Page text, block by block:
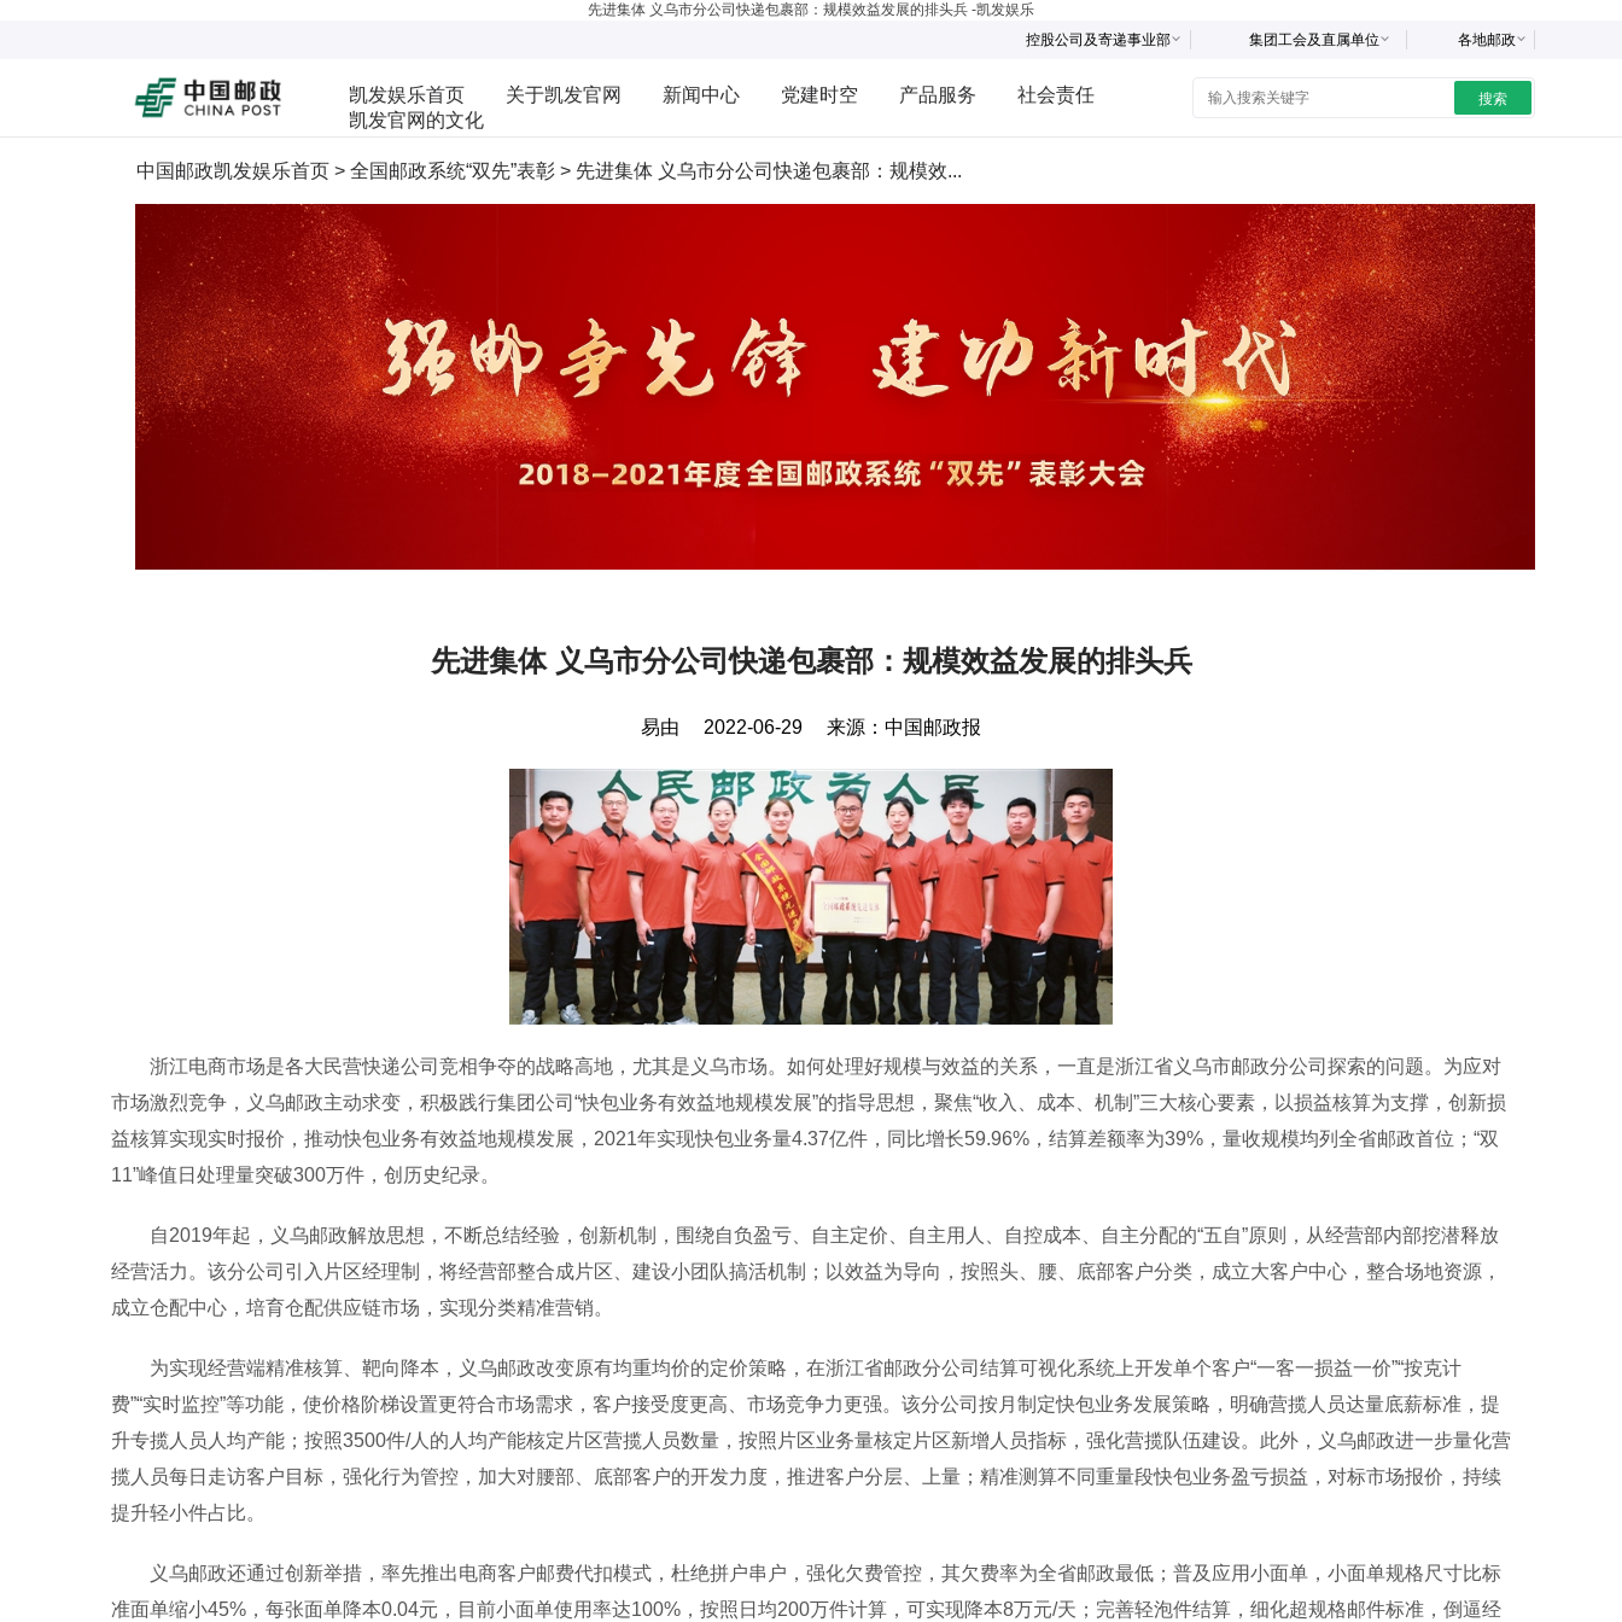
先进集体 义乌市分公司快递包裹部：规模效益发展的排头兵 -凯发娱乐
各地邮政
集团工会及直属单位
控股公司及寄递事业部
凯发娱乐首页 关于凯发官网 新闻中心 党建时空 产品服务
社会责任
凯发官网的文化
搜索
中国邮政凯发娱乐首页> 全国邮政系统“双先”表彰> 先进集体 义乌市分公司快递包裹部：规模效...
先进集体 义乌市分公司快递包裹部：规模效益发展的排头兵
易由 2022-06-29 来源： 中国邮政报
浙江电商市场是各大民营快递公司竞相争夺的战略高地，尤其是义乌市场。如何处理好规模与效益的关系，一直是浙江省义乌市邮政分公司探索的问题。为应对
市场激烈竞争，义乌邮政主动求变，积极践行集团公司“快包业务有效益地规模发展”的指导思想，聚焦“收入、成本、机制”三大核心要素，以损益核算为支撑，创新损
益核算实现实时报价，推动快包业务有效益地规模发展，2021年实现快包业务量4.37亿件，同比增长59.96%，结算差额率为39%，量收规模均列全省邮政首位；“双
11”峰值日处理量突破300万件，创历史纪录。
自2019年起，义乌邮政解放思想，不断总结经验，创新机制，围绕自负盈亏、自主定价、自主用人、自控成本、自主分配的“五自”原则，从经营部内部挖潜释放
经营活力。该分公司引入片区经理制，将经营部整合成片区、建设小团队搞活机制；以效益为导向，按照头、腰、底部客户分类，成立大客户中心，整合场地资源，
成立仓配中心，培育仓配供应链市场，实现分类精准营销。
为实现经营端精准核算、靶向降本，义乌邮政改变原有均重均价的定价策略，在浙江省邮政分公司结算可视化系统上开发单个客户“一客一损益一价”“按克计
费”“实时监控”等功能，使价格阶梯设置更符合市场需求，客户接受度更高、市场竞争力更强。该分公司按月制定快包业务发展策略，明确营揽人员达量底薪标准，提
升专揽人员人均产能；按照3500件/人的人均产能核定片区营揽人员数量，按照片区业务量核定片区新增人员指标，强化营揽队伍建设。此外，义乌邮政进一步量化营
揽人员每日走访客户目标，强化行为管控，加大对腰部、底部客户的开发力度，推进客户分层、上量；精准测算不同重量段快包业务盈亏损益，对标市场报价，持续
提升轻小件占比。
义乌邮政还通过创新举措，率先推出电商客户邮费代扣模式，杜绝拼户串户，强化欠费管控，其欠费率为全省邮政最低；普及应用小面单，小面单规格尺寸比标
准面单缩小45%，每张面单降本0.04元，目前小面单使用率达100%，按照日均200万件计算，可实现降本8万元/天；完善轻泡件结算，细化超规格邮件标准，倒逼经